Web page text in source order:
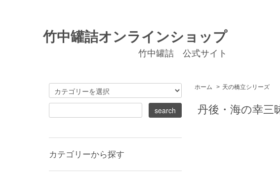
竹中罐詰オンラインショップ
竹中罐詰 公式サイト
ホーム > 天の橋立シリーズ
丹後・海の幸三
カテゴリーから探す